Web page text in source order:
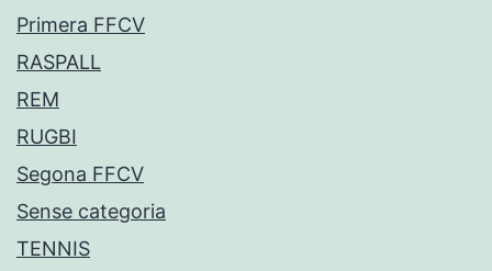
Primera FFCV
RASPALL
REM
RUGBI
Segona FFCV
Sense categoria
TENNIS